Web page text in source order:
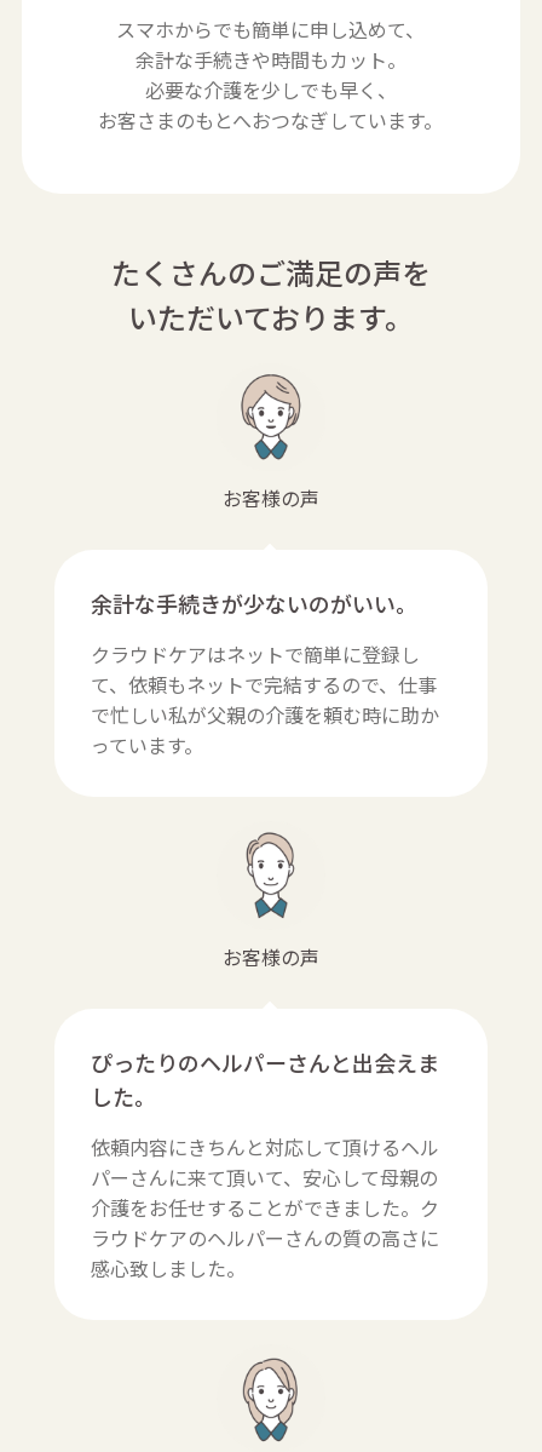
スマホからでも簡単に申し込めて、
余計な手続きや時間もカット。
必要な介護を少しでも早く、
お客さまのもとへおつなぎしています。
たくさんのご満足の声を
いただいております。
お客様の声
余計な手続きが少ないのがいい。
クラウドケアはネットで簡単に登録し
て、依頼もネットで完結するので、仕事
で忙しい私が父親の介護を頼む時に助か
っています。
お客様の声
ぴったりのヘルパーさんと出会えま
した。
依頼内容にきちんと対応して頂けるヘル
パーさんに来て頂いて、安心して母親の
介護をお任せすることができました。ク
ラウドケアのヘルパーさんの質の高さに
感心致しました。